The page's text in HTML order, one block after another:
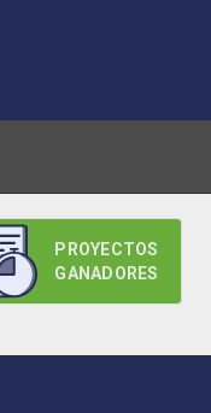
PROYECTOS
GANADORES